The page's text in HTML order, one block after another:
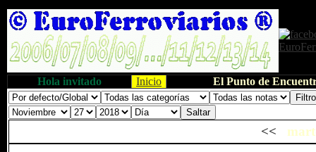
Hola invitado Inicio El Punto de
<<